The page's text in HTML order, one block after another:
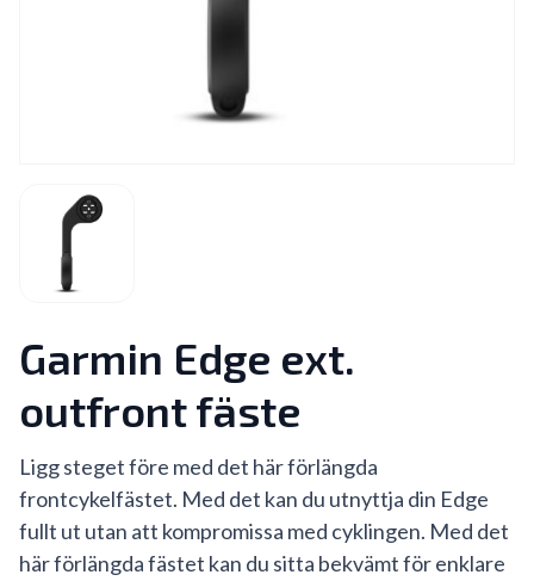
Garmin Edge ext.
outfront fäste
Ligg steget före med det här förlängda
frontcykelfästet. Med det kan du utnyttja din Edge
fullt ut utan att kompromissa med cyklingen. Med det
här förlängda fästet kan du sitta bekvämt för enklare